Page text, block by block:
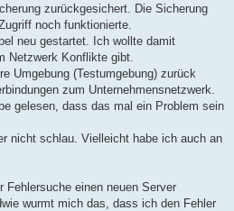
zurückgesichert. Die Sicherung
noch funktionierte.
neu gestartet. Ich wollte damit
Netzwerk Konflikte gibt.
Umgebung (Testumgebung) zurück
zum Unternehmensnetzwerk.
gelesen, dass das mal ein Problem sein
nicht schlau. Vielleicht habe ich auch an
einen neuen Server
wurmt mich das, dass ich den Fehler